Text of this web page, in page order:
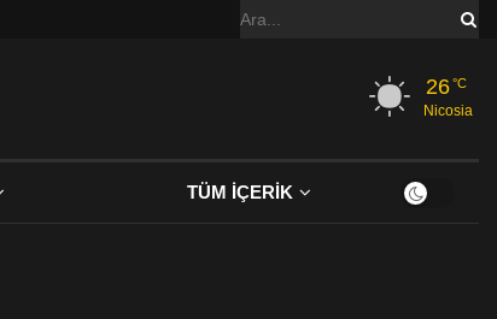
26°C
Nicosia
TÜM İÇERİK